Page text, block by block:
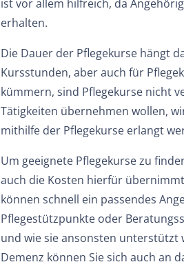
erhalten.
Die Dauer der Pflegekurse hängt
Kursstunden, aber auch für
kümmern, sind Pflegekurse nicht
Tätigkeiten übernehmen wollen,
mithilfe der Pflegekurse erlangt
Um geeignete Pflegekurse zu
auch die Kosten hierfür
können schnell ein passendes
Pflegestützpunkte oder
und wie sie ansonsten unterstützt
Demenz können Sie sich auch an